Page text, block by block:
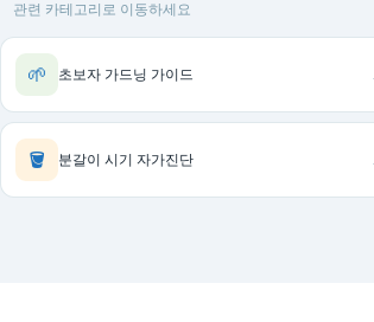
관련 카테고리로 이동하세요
🌱 초보자 가드닝 가이드
🪣 분갈이 시기 자가진단